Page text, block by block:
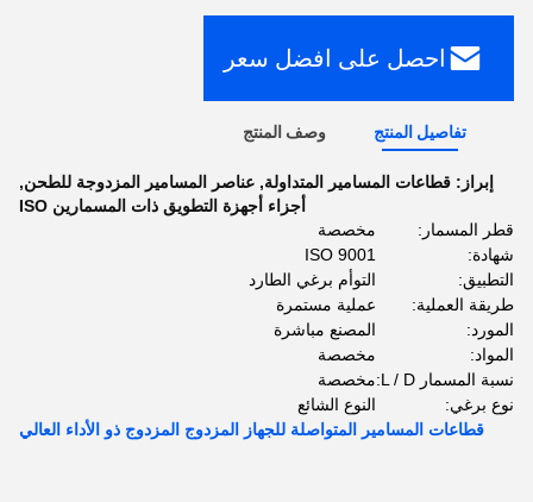
احصل على افضل سعر
تفاصيل المنتج وصف المنتج
إبراز: قطاعات المسامير المتداولة, عناصر المسامير المزدوجة للطحن,
أجزاء أجهزة التطويق ذات المسمارين ISO
قطر المسمار:
مخصصة
شهادة:
ISO 9001
التطبيق:
التوأم برغي الطارد
طريقة العملية:
عملية مستمرة
المورد:
المصنع مباشرة
المواد:
مخصصة
نسبة المسمار L / D:
مخصصة
نوع برغي:
النوع الشائع
قطاعات المسامير المتواصلة للجهاز المزدوج المزدوج ذو الأداء العالي